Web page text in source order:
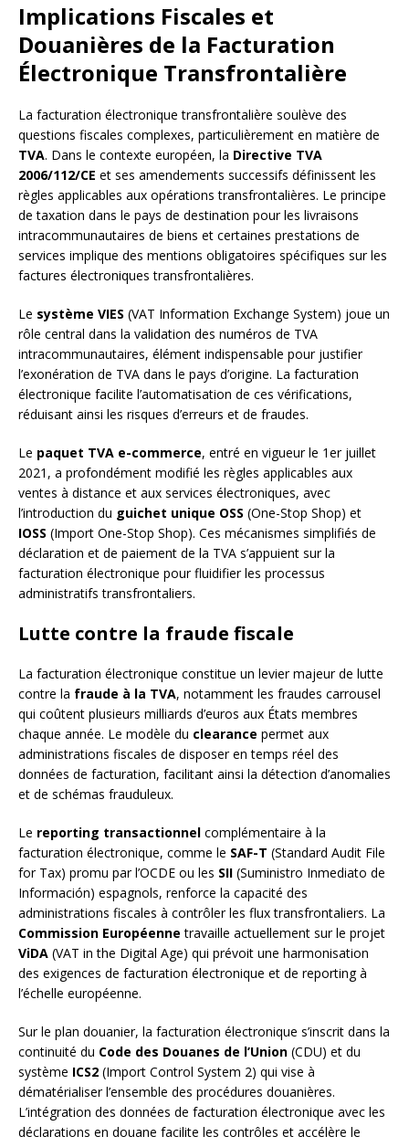
Implications Fiscales et
Douanières de la Facturation
Électronique Transfrontalière
La facturation électronique transfrontalière soulève des
questions fiscales complexes, particulièrement en matière de
TVA. Dans le contexte européen, la Directive TVA
2006/112/CE et ses amendements successifs définissent les
règles applicables aux opérations transfrontalières. Le principe
de taxation dans le pays de destination pour les livraisons
intracommunautaires de biens et certaines prestations de
services implique des mentions obligatoires spécifiques sur les
factures électroniques transfrontalières.
Le système VIES (VAT Information Exchange System) joue un
rôle central dans la validation des numéros de TVA
intracommunautaires, élément indispensable pour justifier
l’exonération de TVA dans le pays d’origine. La facturation
électronique facilite l’automatisation de ces vérifications,
réduisant ainsi les risques d’erreurs et de fraudes.
Le paquet TVA e-commerce, entré en vigueur le 1er juillet
2021, a profondément modifié les règles applicables aux
ventes à distance et aux services électroniques, avec
l’introduction du guichet unique OSS (One-Stop Shop) et
IOSS (Import One-Stop Shop). Ces mécanismes simplifiés de
déclaration et de paiement de la TVA s’appuient sur la
facturation électronique pour fluidifier les processus
administratifs transfrontaliers.
Lutte contre la fraude fiscale
La facturation électronique constitue un levier majeur de lutte
contre la fraude à la TVA, notamment les fraudes carrousel
qui coûtent plusieurs milliards d’euros aux États membres
chaque année. Le modèle du clearance permet aux
administrations fiscales de disposer en temps réel des
données de facturation, facilitant ainsi la détection d’anomalies
et de schémas frauduleux.
Le reporting transactionnel complémentaire à la
facturation électronique, comme le SAF-T (Standard Audit File
for Tax) promu par l’OCDE ou les SII (Suministro Inmediato de
Información) espagnols, renforce la capacité des
administrations fiscales à contrôler les flux transfrontaliers. La
Commission Européenne travaille actuellement sur le projet
ViDA (VAT in the Digital Age) qui prévoit une harmonisation
des exigences de facturation électronique et de reporting à
l’échelle européenne.
Sur le plan douanier, la facturation électronique s’inscrit dans la
continuité du Code des Douanes de l’Union (CDU) et du
système ICS2 (Import Control System 2) qui vise à
dématérialiser l’ensemble des procédures douanières.
L’intégration des données de facturation électronique avec les
déclarations en douane facilite les contrôles et accélère le